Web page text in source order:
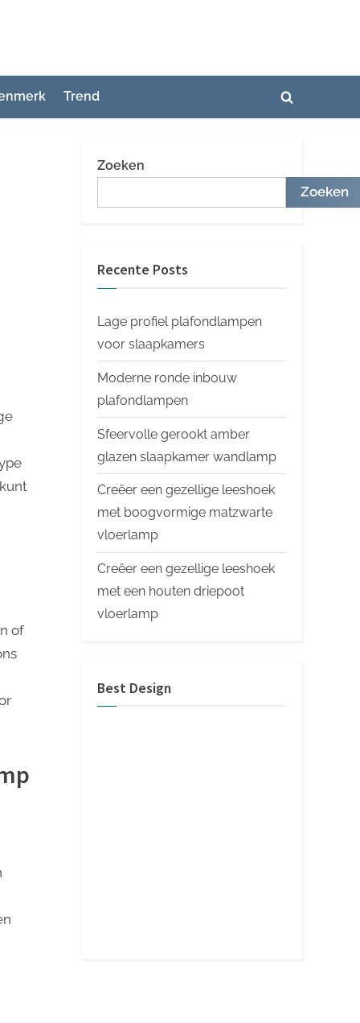
Trend
Toggle
of
Zoeken
Zoeken
Recente Posts
Lage profiel plafondlampen
voor slaapkamers
Moderne ronde inbouw
plafondlampen
Sfeervolle gerookt amber
glazen slaapkamer wandlamp
Creëer een gezellige leeshoek
met boogvormige matzwarte
vloerlamp
Creëer een gezellige leeshoek
met een houten driepoot
vloerlamp
Best Design